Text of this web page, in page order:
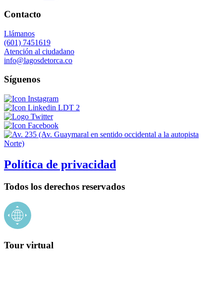
Contacto
Llámanos
(601) 7451619
Atención al ciudadano
info@lagosdetorca.co
Síguenos
Política de privacidad
Todos los derechos reservados
Tour virtual